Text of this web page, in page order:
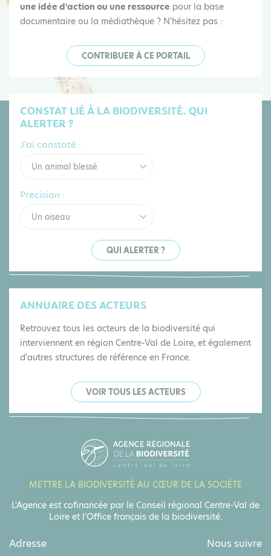
une idée d'action ou une ressource pour la base
documentaire ou la médiathèque ? N'hésitez pas :
CONTRIBUER À CE PORTAIL
CONSTAT LIÉ À LA BIODIVERSITÉ. QUI
ALERTER ?
J'ai constaté :
Un animal blessé
Précision :
Un oiseau
QUI ALERTER ?
ANNUAIRE DES ACTEURS
Retrouvez tous les acteurs de la biodiversité qui
interviennent en région Centre-Val de Loire, et également
d'autres structures de référence en France.
VOIR TOUS LES ACTEURS
Adresse Nous suivre
METTRE LA BIODIVERSITÉ AU CŒUR DE LA SOCIÉTÉ
L'Agence est cofinancée par le Conseil régional Centre-Val de
Loire et l'Office français de la biodiversité.